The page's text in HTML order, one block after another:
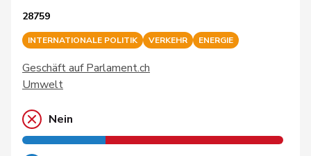
28759
INTERNATIONALE POLITIK VERKEHR ENERGIE
Geschäft auf Parlament.ch
Umwelt
Nein